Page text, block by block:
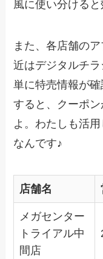
風に使い分けると
また、各店舗の
近はデジタルチ
単に特売情報が
すると、クーポ
よ。わたしも活
なんです♪
店舗名
メガセンター
トライアル中
間店